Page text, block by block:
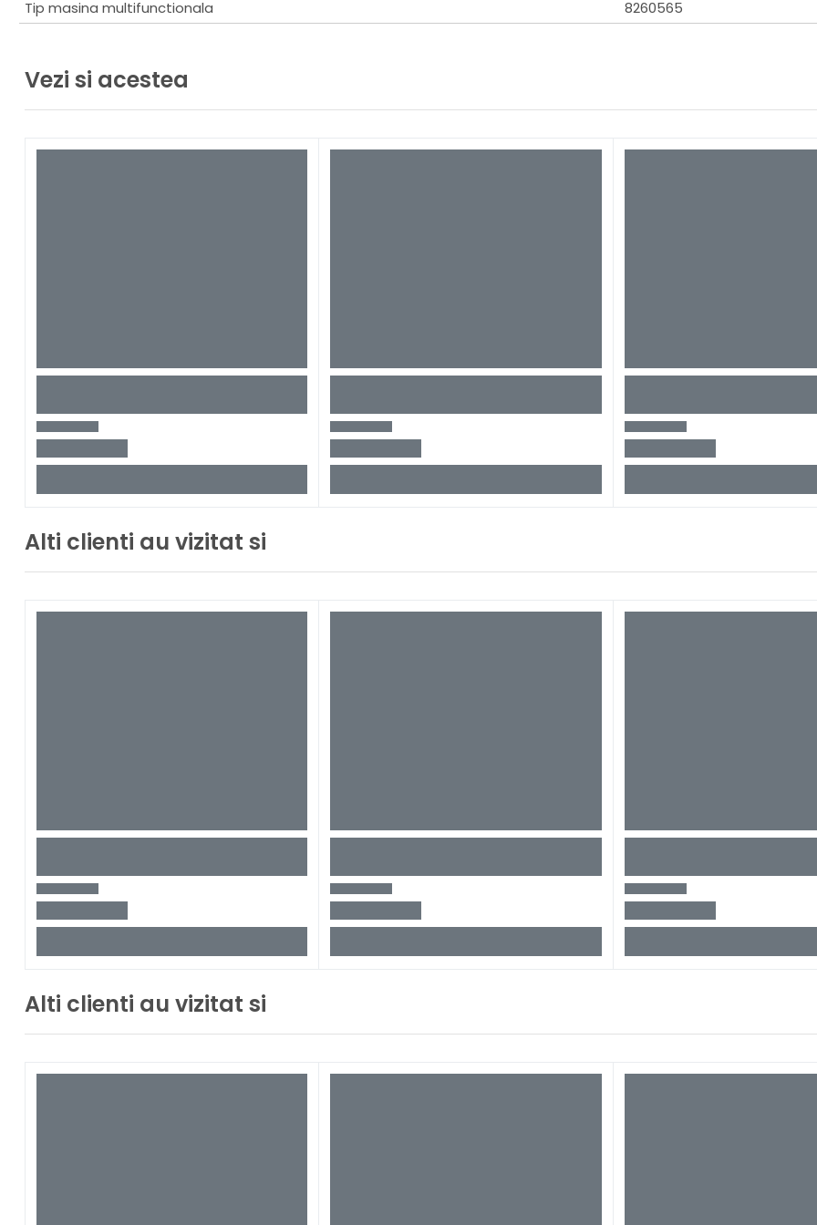
Tip masina multifunctionala
8260565
Vezi si acestea
Alti clienti au vizitat si
Alti clienti au vizitat si